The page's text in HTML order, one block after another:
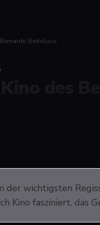
Bertolucci
der wichtigsten
Kino fasziniert, das